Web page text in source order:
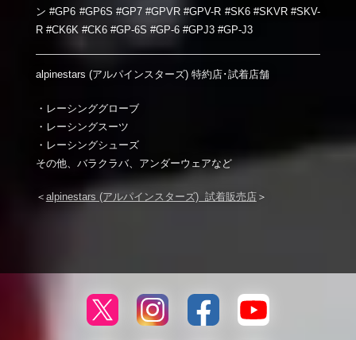
ン #GP6 #GP6S #GP7 #GPVR #GPV-R #SK6 #SKVR #SKV-
R #CK6K #CK6 #GP-6S #GP-6 #GPJ3 #GP-J3
alpinestars (アルパインスターズ) 特約店･試着店舗
・レーシンググローブ
・レーシングスーツ
・レーシングシューズ
その他、バラクラバ、アンダーウェアなど
＜ alpinestars (アルパインスターズ) 試着販売店＞